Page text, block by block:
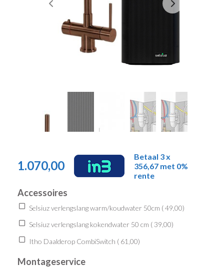
1.070,00
Betaal 3 x
356,67 met 0%
rente
Accessoires
Selsiuz verlengslang warm/koudwater 50cm (49,00)
Selsiuz verlengslang kokendwater 50 cm (39,00)
Itho Daalderop CombiSwitch ( 61,00)
Montageservice